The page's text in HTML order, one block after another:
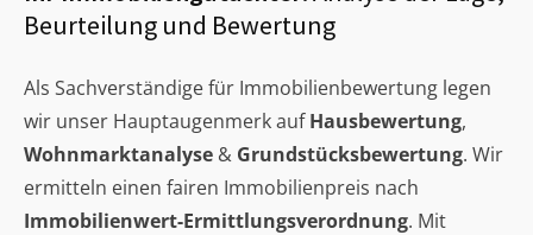
Beurteilung und Bewertung
Als Sachverständige für Immobilienbewertung legen
wir unser Hauptaugenmerk aufHausbewertung,
Wohnmarktanalyse & Grundstücksbewertung. Wir
ermitteln einen fairen Immobilienpreis nach
Immobilienwert-Ermittlungsverordnung. Mit